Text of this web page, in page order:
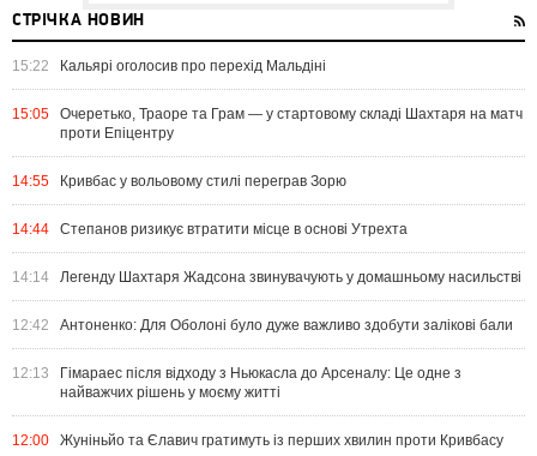
СТРІЧКА НОВИН
15:22 Кальярі оголосив про перехід Мальдіні
15:05
Очеретько, Траоре та Грам — у стартовому складі Шахтаря на матч
проти Епіцентру
14:55 Кривбас у вольовому стилі переграв Зорю
14:44 Степанов ризикує втратити місце в основі Утрехта
14:14 Легенду Шахтаря Жадсона звинувачують у домашньому насильстві
12:42 Антоненко: Для Оболоні було дуже важливо здобути залікові бали
12:13
Гімараес після відходу з Ньюкасла до Арсеналу: Це одне з
найважчих рішень у моєму житті
12:00 Жуніньйо та Єлавич гратимуть із перших хвилин проти Кривбасу